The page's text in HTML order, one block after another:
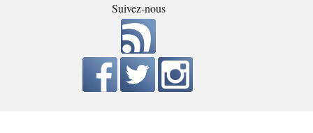
Suivez-nous